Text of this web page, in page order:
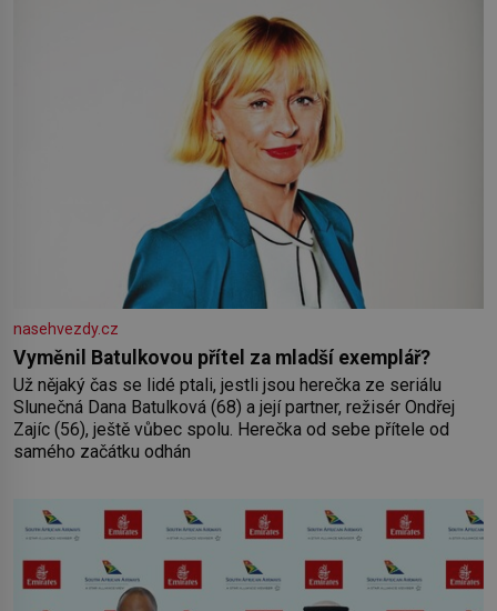
nasehvezdy.cz
Vyměnil Batulkovou přítel za mladší exemplář?
Už nějaký čas se lidé ptali, jestli jsou herečka ze seriálu
Slunečná Dana Batulková (68) a její partner, režisér Ondřej
Zajíc (56), ještě vůbec spolu. Herečka od sebe přítele od
samého začátku odhán